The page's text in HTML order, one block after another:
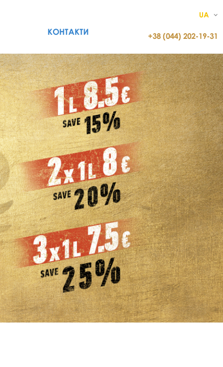
КОНТАКТИ
UA
+38 (044) 202-19-31